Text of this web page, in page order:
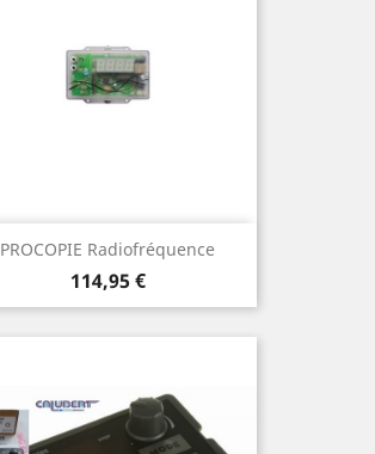
PROCOPIE Radiofréquence
Prix
114,95 €